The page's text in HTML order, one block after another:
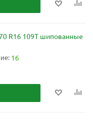
R16 109T шипованные
16